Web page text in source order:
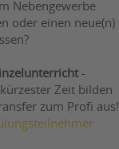
Nebengewerbe
oder einen neue(n)
-
Zeit bilden
zum Profi aus!